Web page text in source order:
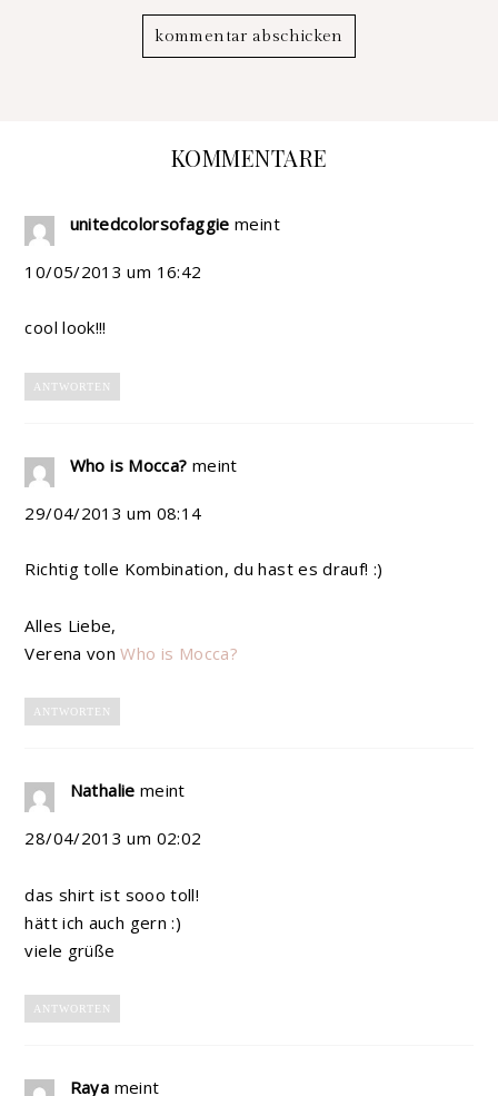
KOMMENTARE
unitedcolorsofaggie meint
10/05/2013 um 16:42
cool look!!!
ANTWORTEN
Who is Mocca? meint
29/04/2013 um 08:14
Richtig tolle Kombination, du hast es drauf! :)
Alles Liebe,
Verena vonWho is Mocca?
ANTWORTEN
Nathalie meint
28/04/2013 um 02:02
das shirt ist sooo toll!
hätt ich auch gern :)
viele grüße
ANTWORTEN
Raya meint